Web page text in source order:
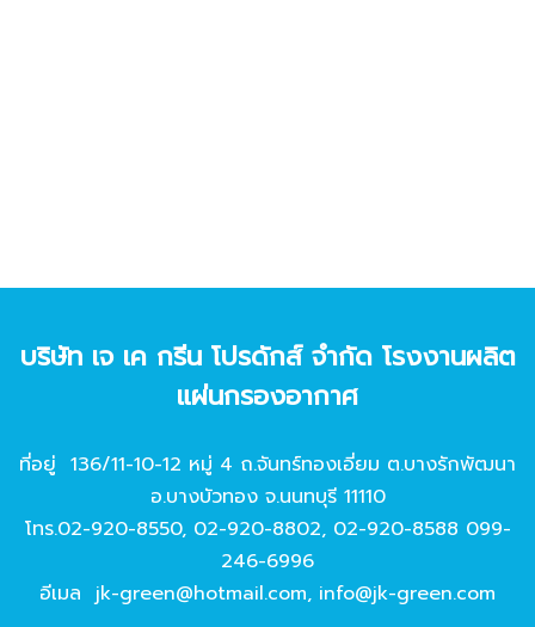
บริษัท เจ เค กรีน โปรดักส์ จํากัด โรงงานผลิต
แผ่นกรองอากาศ
ที่อยู่ 136/11-10-12 หมู่ 4 ถ.จันทร์ทองเอี่ยม ต.บางรักพัฒนา
อ.บางบัวทอง จ.นนทบุรี 11110
โทร.02-920-8550, 02-920-8802, 02-920-8588 099-
246-6996
อีเมล jk-green@hotmail.com, info@jk-green.com